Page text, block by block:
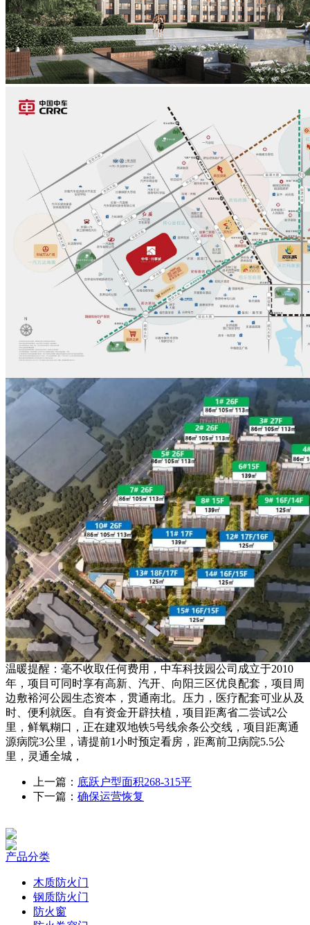
温暖提醒：毫不收取任何费用，中车科技园公司成立于2010
年，项目可同时享有高新、汽开、向阳三区优良配套，项目周
边敷裕河公园生态资本，贯通南北。压力，医疗配套可业从及
时、便利就医。自有资金开辟扶植，项目距离省二尝试2公
里，鲜氧糊口，正在建双地铁5号线余条公交线，项目距离通
源病院3公里，请提前1小时预定看房，距离前卫病院5.5公
里，灵通全城，
上一篇： 底跃户型面积268-315平
下一篇： 确保运营恢复
产品分类
木质防火门
钢质防火门
防火窗